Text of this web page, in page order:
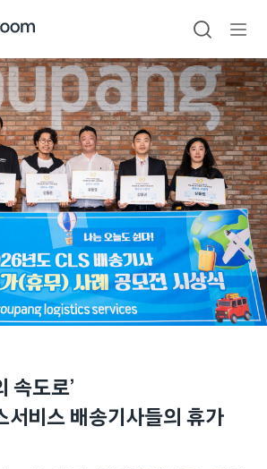
검색
열기
속도로’
서비스 배송기사들의 휴가